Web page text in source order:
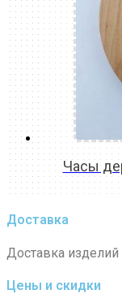
Часы
Доставка
Доставка
Цены и скидки